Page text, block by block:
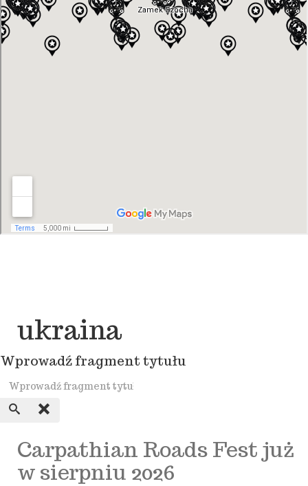
ukraina
Wprowadź fragment tytułu
Carpathian Roads Fest już
w sierpniu 2026